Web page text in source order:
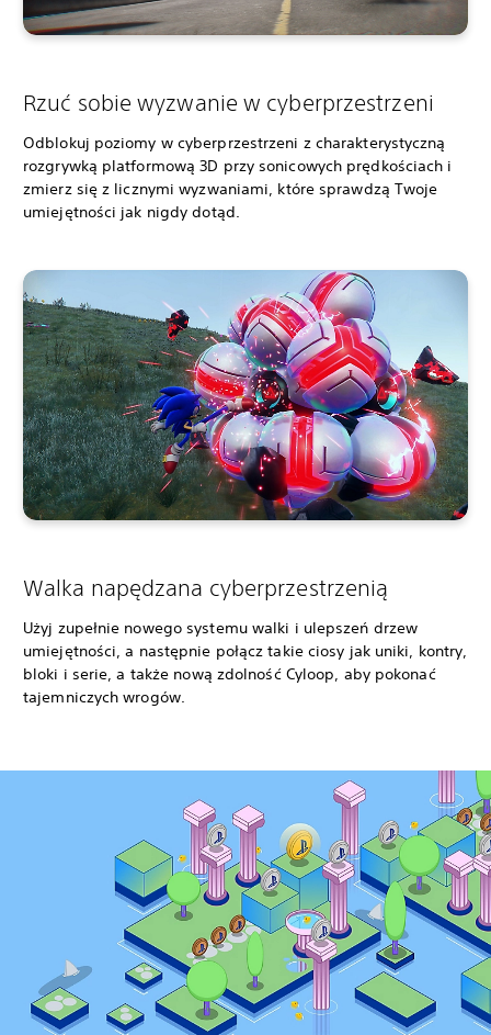
Rzuć sobie wyzwanie w cyberprzestrzeni
Odblokuj poziomy w cyberprzestrzeni z charakterystyczną
rozgrywką platformową 3D przy sonicowych prędkościach i
zmierz się z licznymi wyzwaniami, które sprawdzą Twoje
umiejętności jak nigdy dotąd.
Walka napędzana cyberprzestrzenią
Użyj zupełnie nowego systemu walki i ulepszeń drzew
umiejętności, a następnie połącz takie ciosy jak uniki, kontry,
bloki i serie, a także nową zdolność Cyloop, aby pokonać
tajemniczych wrogów.